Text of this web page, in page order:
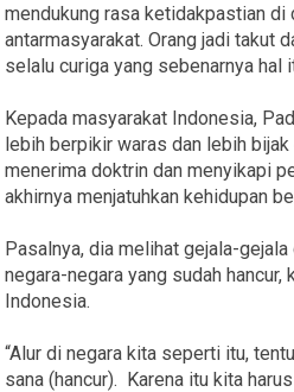
mendukung rasa ketidakpastian di
antarmasyarakat. Orang jadi takut
selalu curiga yang sebenarnya hal
Kepada masyarakat Indonesia,
lebih berpikir waras dan lebih
menerima doktrin dan menyikapi
akhirnya menjatuhkan kehidupan
Pasalnya, dia melihat gejala-
negara-negara yang sudah hancur,
Indonesia.
“Alur di negara kita seperti itu,
sana (hancur). Karena itu kita